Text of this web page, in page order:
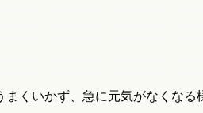
まくいかず、急に元気がなくなる